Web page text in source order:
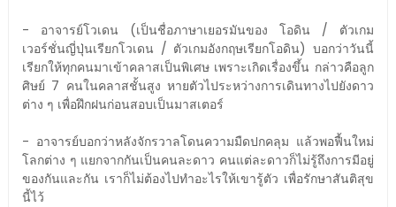
- อาจารย์โวเดน (เป็นชื่อภาษาเยอรมันของ โอดิน / ตัวเกม
เวอร์ชั่นญี่ปุ่นเรียกโวเดน / ตัวเกมอังกฤษเรียกโอดิน) บอกว่าวันนี้
เรียกให้ทุกคนมาเข้าคลาสเป็นพิเศษ เพราะเกิดเรื่องขึ้น กล่าวคือลูก
ศิษย์ 7 คนในคลาสชั้นสูง หายตัวไประหว่างการเดินทางไปยังดาว
ต่าง ๆ เพื่อฝึกฝนก่อนสอบเป็นมาสเตอร์
- อาจารย์บอกว่าหลังจักรวาลโดนความมืดปกคลุม แล้วพอฟื้นใหม่
โลกต่าง ๆ แยกจากกันเป็นคนละดาว คนแต่ละดาวก็ไม่รู้ถึงการมีอยู่
ของกันและกัน เราก็ไม่ต้องไปทำอะไรให้เขารู้ตัว เพื่อรักษาสันติสุข
นี้ไว้